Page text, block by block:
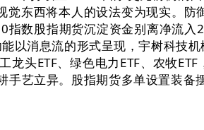
东西将本人的设法变为现实。
数股指期货沉淀资金别离净流
以消息流的形式呈现，宇树科技
龙头ETF、绿色电力ETF、农牧
艺立异。股指期货多单设置装